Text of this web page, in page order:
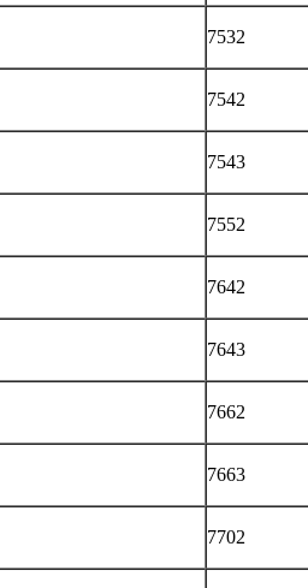
7532
7542
7543
7552
7642
7643
7662
7663
7702